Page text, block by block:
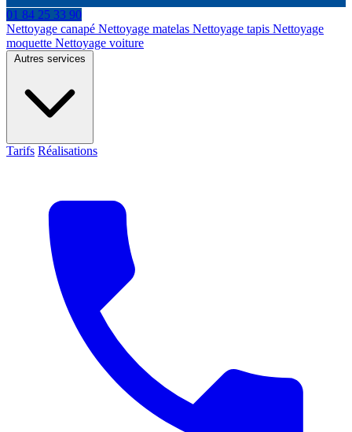
01 84 25 33 90
Nettoyage canapé Nettoyage matelas Nettoyage tapis Nettoyage
moquette Nettoyage voiture
Autres services
Tarifs Réalisations